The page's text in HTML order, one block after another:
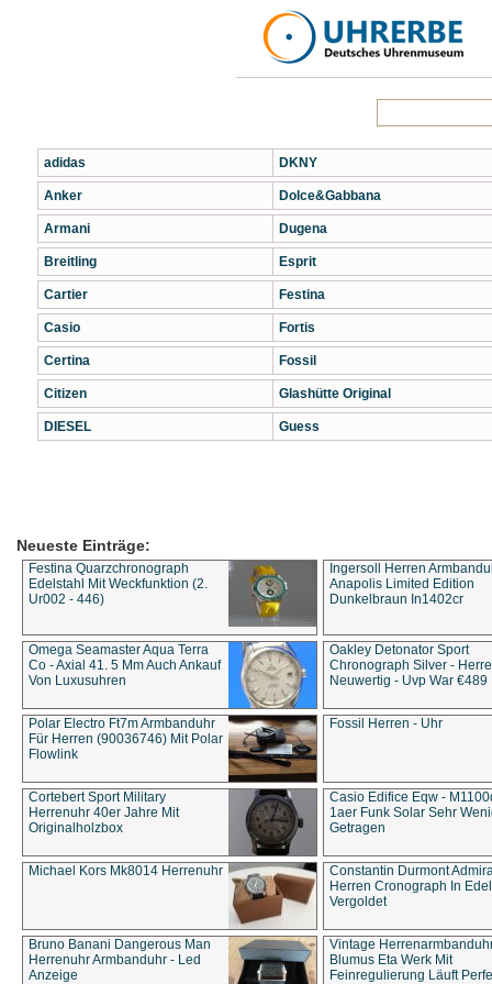
adidas
Anker
Armani
Breitling
Cartier
Casio
Certina
Citizen
DIESEL
DKNY
Dolce&Gabbana
Dugena
Esprit
Festina
Fortis
Fossil
Glashütte Original
Guess
Neueste Einträge:
Festina Quarzchronograph
Edelstahl Mit Weckfunktion (2.
Ur002 - 446)
Ingersoll Herren
Anapolis Limited Edition
Dunkelbraun In1402cr
Omega Seamaster Aqua Terra
Co - Axial 41. 5 Mm Auch Ankauf
Von Luxusuhren
Oakley Detonator Sport
Chronograph Silver -
Neuwertig - Uvp War €489
Polar Electro Ft7m Armbanduhr
Für Herren (90036746) Mit Polar
Flowlink
Fossil Herren - Uhr
Cortebert Sport Military
Herrenuhr 40er Jahre Mit
Originalholzbox
Casio Edifice Eqw -
1aer Funk Solar Sehr
Getragen
Michael Kors Mk8014 Herrenuhr
Constantin Durmont
Herren Cronograph In
Vergoldet
Bruno Banani Dangerous Man
Herrenuhr Armbanduhr - Led
Anzeige
Vintage
Blumus Eta Werk Mit
Feinregulierung Läuft